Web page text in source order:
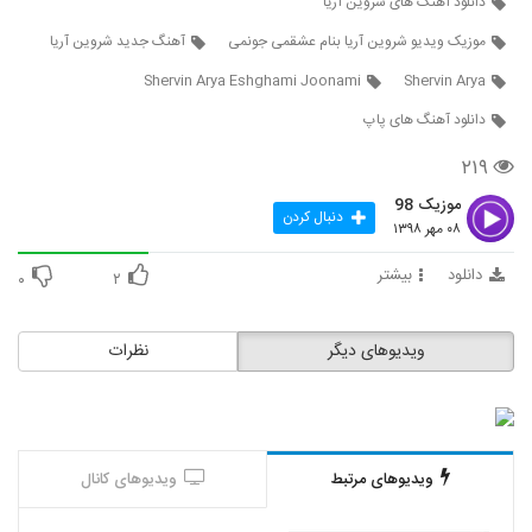
6494
دانلود آهنگ پایا اسم من شما نیست
6496
Juan Band Be Fekram Bash
دانلود آهنگ جدید و زیبای دیجی رزیکس با نام
هیچ
دانلود آهنگ فرزاد قیدارزاده دنیامیز
موزیک ویدیو شروین آریا بنام عشقمی جونمی
آهنگ جدید شروین آریا
Shervin Arya
Shervin Arya Eshghami Joonami
دانلود آهنگ های پاپ
۲۱۹
موزیک 98
۰۸ مهر ۱۳۹۸ دنبال کردن
دانلود بیشتر ۲ ۰
نظرات ویدیوهای دیگر
ویدیوهای مرتبط ویدیوهای کانال